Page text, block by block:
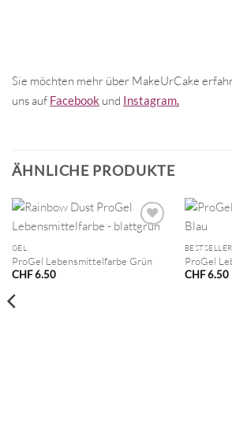
Sie möchten mehr über MakeUrCake
uns auf Facebook und Instagram.
ÄHNLICHE PRODUKTE
GEL
ProGel Lebensmittelfarbe Grün
CHF6.50
BESTSELLER
ProGel
CHF6.50